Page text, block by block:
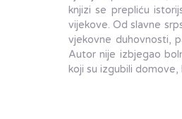
knjizi se prepliću
vijekove. Od slavne
vjekovne duhovnosti,
Autor nije izbjegao
koji su izgubili